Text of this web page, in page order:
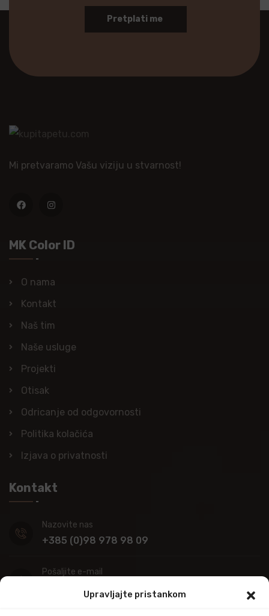
Upravljajte pristankom
Pretplati me
Mi pretvaramo Vašu viziju u stvarnost!
MK Color ID
O nama
Kontakt
Naš tim
Naše usluge
Projekti
Otisak
Odricanje od odgovornosti
Politika kolačića
Izjava o privatnosti
Kontakt
Nazovite nas
+385 (0)98 978 98 09
Pošaljite e-mail